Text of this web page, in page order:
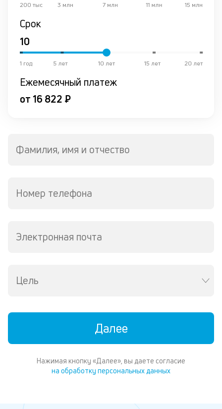
15 млн
11 млн
7 млн
3 млн
200 тыс
Срок
20 лет
15 лет
10 лет
5 лет
1 год
Ежемесячный платеж
от 16 822 ₽
Фамилия, имя и отчество
Номер телефона
Электронная почта
Цель
Далее
Нажимая кнопку «Далее», вы даете согласие
на обработку персональных данных